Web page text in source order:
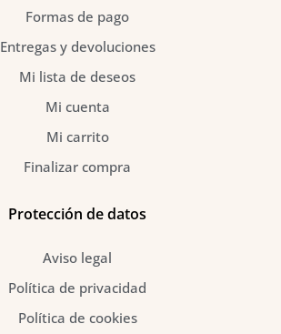
Formas de pago
Entregas y devoluciones
Mi lista de deseos
Mi cuenta
Mi carrito
Finalizar compra
Protección de datos
Aviso legal
Política de privacidad
Política de cookies